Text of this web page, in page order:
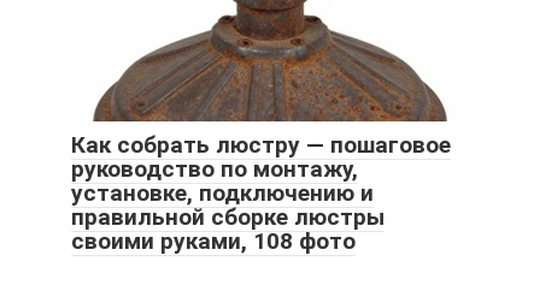
Как собрать люстру — пошаговое
руководство по монтажу,
установке, подключению и
правильной сборке люстры
своими руками, 108 фото